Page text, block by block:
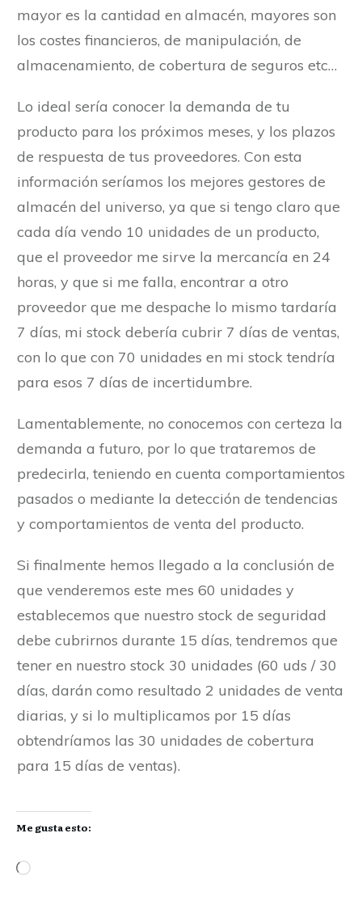
mayor es la cantidad en almacén, mayores son
los costes financieros, de manipulación, de
almacenamiento, de cobertura de seguros etc…
Lo ideal sería conocer la demanda de tu
producto para los próximos meses, y los plazos
de respuesta de tus proveedores. Con esta
información seríamos los mejores gestores de
almacén del universo, ya que si tengo claro que
cada día vendo 10 unidades de un producto,
que el proveedor me sirve la mercancía en 24
horas, y que si me falla, encontrar a otro
proveedor que me despache lo mismo tardaría
7 días, mi stock debería cubrir 7 días de ventas,
con lo que con 70 unidades en mi stock tendría
para esos 7 días de incertidumbre.
Lamentablemente, no conocemos con certeza la
demanda a futuro, por lo que trataremos de
predecirla, teniendo en cuenta comportamientos
pasados o mediante la detección de tendencias
y comportamientos de venta del producto.
Si finalmente hemos llegado a la conclusión de
que venderemos este mes 60 unidades y
establecemos que nuestro stock de seguridad
debe cubrirnos durante 15 días, tendremos que
tener en nuestro stock 30 unidades (60 uds / 30
días, darán como resultado 2 unidades de venta
diarias, y si lo multiplicamos por 15 días
obtendríamos las 30 unidades de cobertura
para 15 días de ventas).
Me gusta esto: